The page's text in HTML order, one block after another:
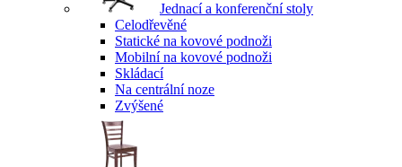
Jednací a konferenční stoly
Celodřevěné
Statické na kovové podnoži
Mobilní na kovové podnoži
Skládací
Na centrální noze
Zvýšené